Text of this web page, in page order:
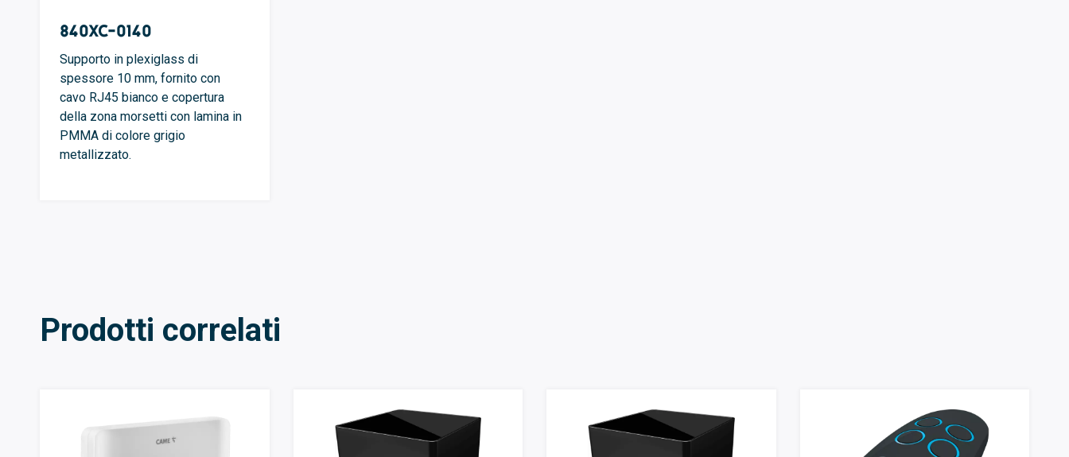
840XC-0140
Supporto in plexiglass di
spessore 10 mm, fornito con
cavo RJ45 bianco e copertura
della zona morsetti con lamina in
PMMA di colore grigio
metallizzato.
Prodotti correlati